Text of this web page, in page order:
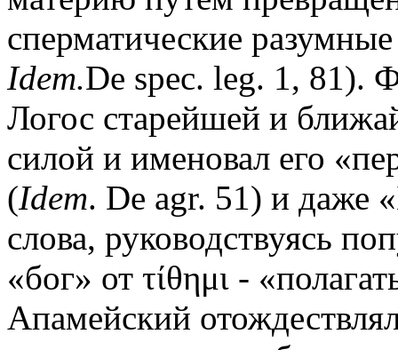
сперматические
Idem.De spec. leg. 1, 81).
Логос старейшей и
силой и именовал его
(Idem. De agr. 51) и даже
слова, руководствуясь
«бог» от τίθημι -
Апамейский